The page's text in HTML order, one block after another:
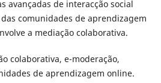
avançadas de interacção social
comunidades de aprendizagem
a mediação colaborativa.
colaborativa, e-moderação,
de aprendizagem online.